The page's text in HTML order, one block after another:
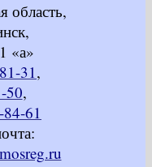
область,
«а»
31,
50,
61